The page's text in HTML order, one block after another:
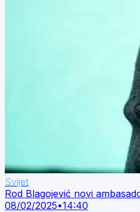
Svijet
Rod Blagojević novi
08/02/2025•14:40